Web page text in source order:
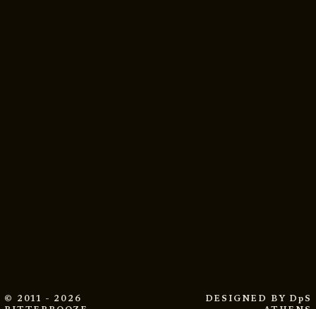
© 2011 - 2026
DESIGNED BY DpS